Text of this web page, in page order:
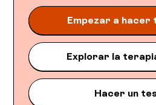
Empezar a hacer
Explorar la
Hacer un